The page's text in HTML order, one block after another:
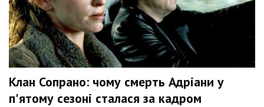
Клан Сопрано: чому смерть Адріани у
п'ятому сезоні сталася за кадром